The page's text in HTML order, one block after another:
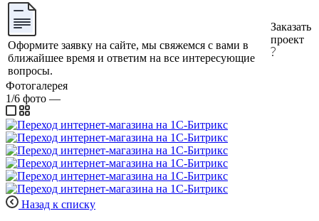
Оформите заявку на сайте, мы свяжемся с вами в
ближайшее время и ответим на все интересующие
вопросы.
Заказать
проект
Фотогалерея
1/6 фото —
Назад к списку